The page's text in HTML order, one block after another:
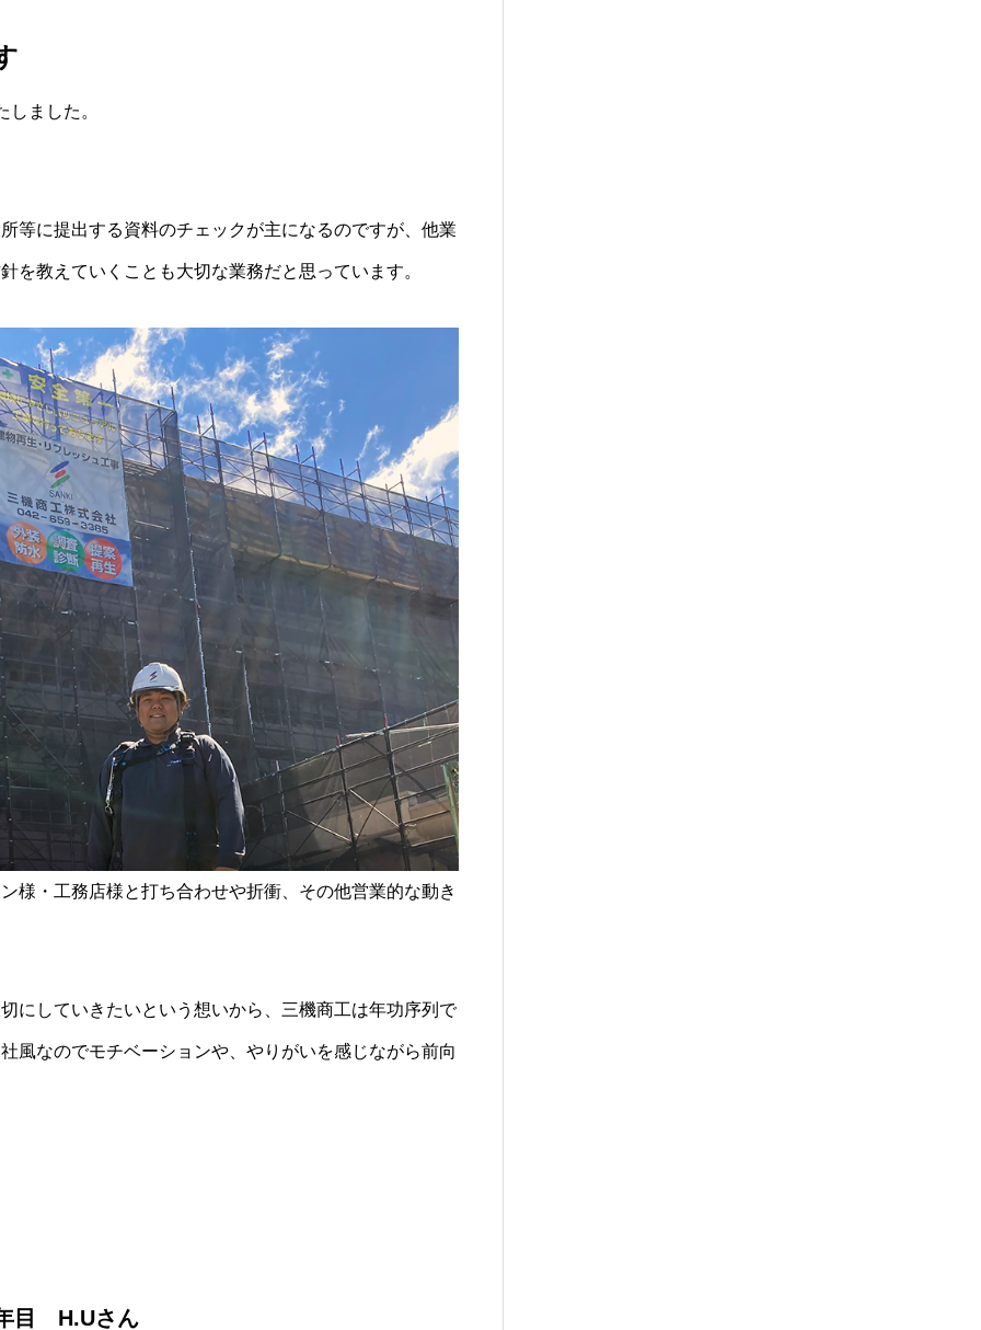
ました。
等に提出する資料のチェックが主になるのですが、他業
を教えていくことも大切な業務だと思っています。
様・工務店様と打ち合わせや折衝、その他営業的な動き
にしていきたいという想いから、三機商工は年功序列で
風なのでモチベーションや、やりがいを感じながら前向
目 H.Uさん